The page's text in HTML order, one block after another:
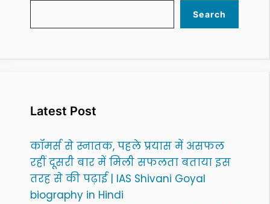
Search
Latest Post
कॉमर्स से स्नातक, पहले प्रयास में असफल
रहीं दूसरी बार में मिली सफलता बताया इस
तरह से की पढ़ाई | IAS Shivani Goyal
biography in Hindi